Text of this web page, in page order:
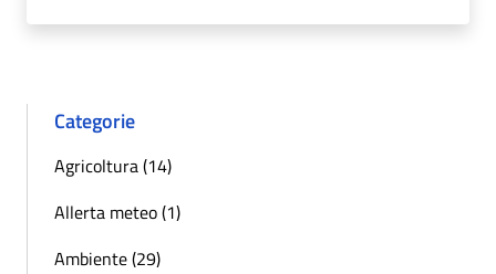
Categorie
Agricoltura (14)
Allerta meteo (1)
Ambiente (29)